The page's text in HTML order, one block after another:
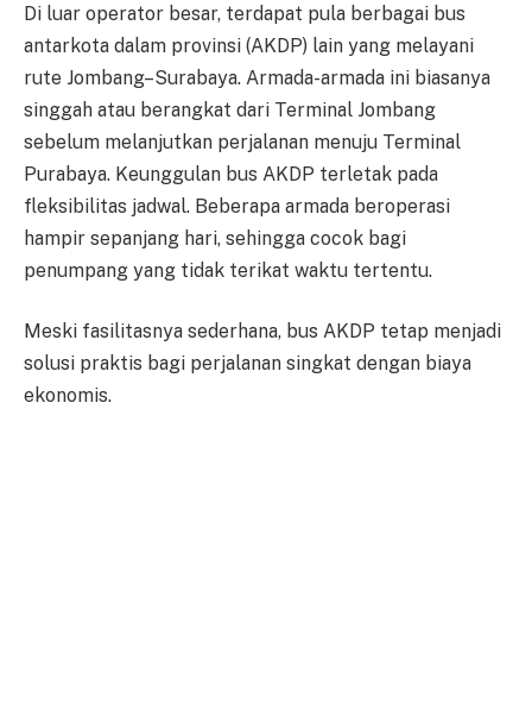
Di luar operator besar, terdapat pula berbagai bus
antarkota dalam provinsi (AKDP) lain yang melayani
rute Jombang–Surabaya. Armada-armada ini biasanya
singgah atau berangkat dari Terminal Jombang
sebelum melanjutkan perjalanan menuju Terminal
Purabaya. Keunggulan bus AKDP terletak pada
fleksibilitas jadwal. Beberapa armada beroperasi
hampir sepanjang hari, sehingga cocok bagi
penumpang yang tidak terikat waktu tertentu.
Meski fasilitasnya sederhana, bus AKDP tetap menjadi
solusi praktis bagi perjalanan singkat dengan biaya
ekonomis.